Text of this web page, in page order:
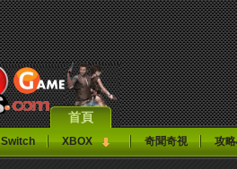
首頁
Switch XBOX 奇聞奇視 攻